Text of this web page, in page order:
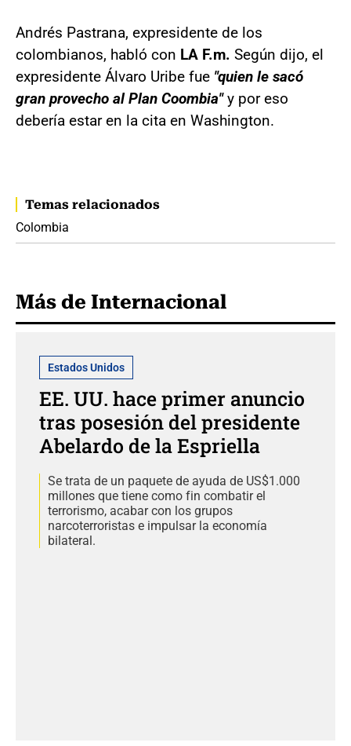
Andrés Pastrana, expresidente de los
colombianos, habló con LA F.m. Según dijo, el
expresidente Álvaro Uribe fue "quien le sacó
gran provecho al Plan Coombia"y por eso
debería estar en la cita en Washington.
Temas relacionados
Colombia
Más de Internacional
Estados Unidos
EE. UU. hace primer anuncio
tras posesión del presidente
Abelardo de la Espriella
Se trata de un paquete de ayuda de US$1.000
millones que tiene como fin combatir el
terrorismo, acabar con los grupos
narcoterroristas e impulsar la economía
bilateral.